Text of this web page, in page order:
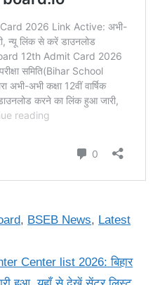
, BSEB News, Latest
Center list 2026: बिहार